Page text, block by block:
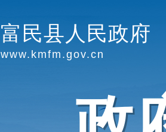
富民县人民政府
www.kmfm.gov.cn